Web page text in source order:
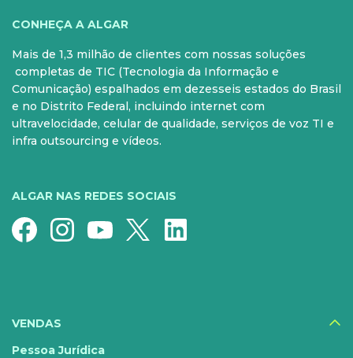
PARA SUA CASA
Internet Fibra
Fixo
Super Wi-Fi
CELULAR
Controle e Pós
Aparelhos
DIGITAIS
Disney+
CONHEÇA A ALGAR
Mais de 1,3 milhão de clientes com nossas soluções
completas de TIC (Tecnologia da Informação e
Comunicação) espalhados em dezesseis estados do Brasil
e no Distrito Federal, incluindo internet com
ultravelocidade, celular de qualidade, serviços de voz TI e
infra outsourcing e vídeos.
ALGAR NAS REDES SOCIAIS
VENDAS
Pessoa Jurídica